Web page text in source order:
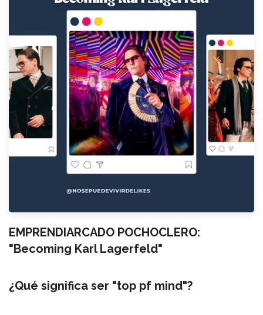
EMPRENDIARCADO POCHOCLERO:
"Becoming Karl Lagerfeld"
¿Qué significa ser "top pf mind"?